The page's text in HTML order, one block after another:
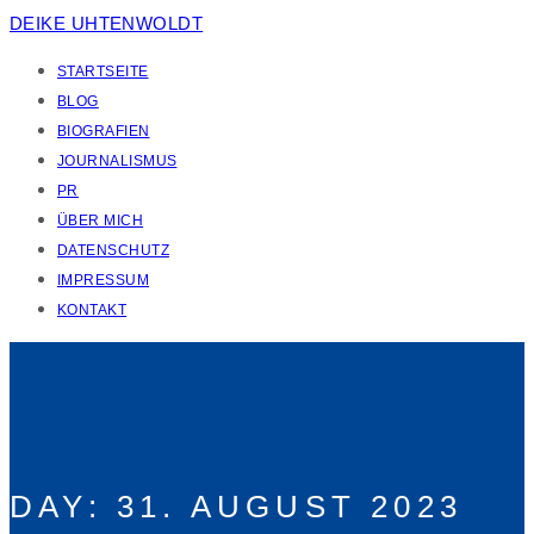
DEIKE UHTENWOLDT
STARTSEITE
BLOG
BIOGRAFIEN
JOURNALISMUS
PR
ÜBER MICH
DATENSCHUTZ
IMPRESSUM
KONTAKT
DAY: 31. AUGUST 2023